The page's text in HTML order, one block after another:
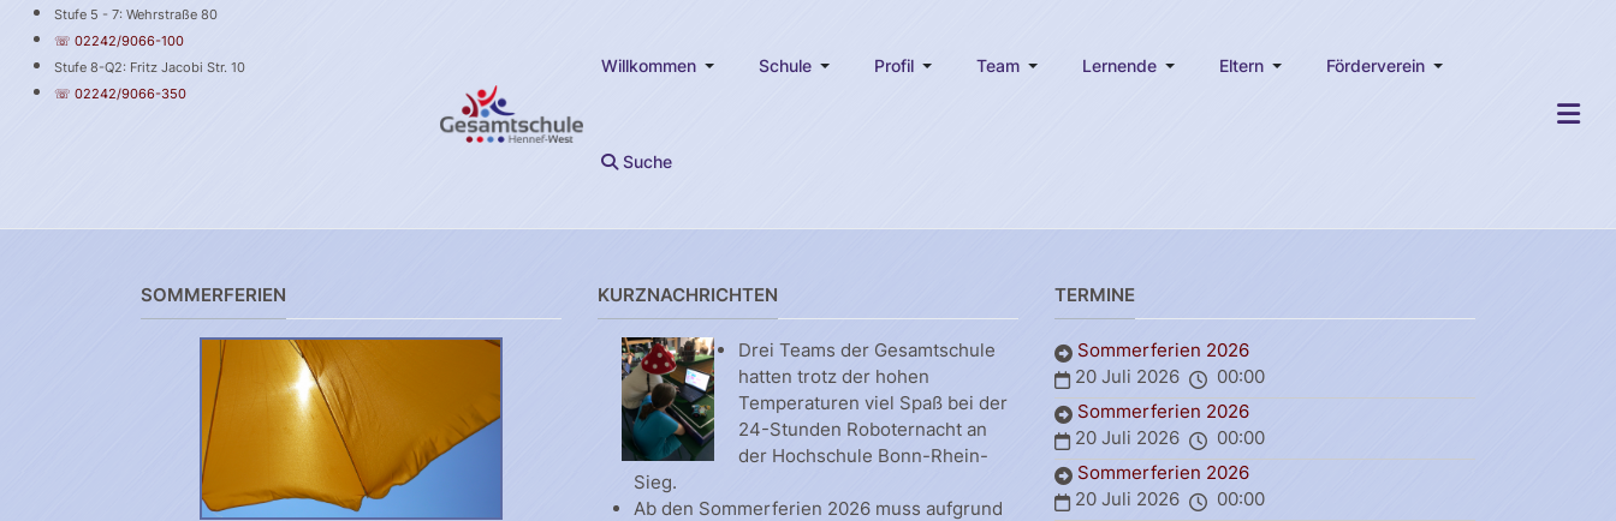
Stufe 5 - 7: Wehrstraße 80
☏ 02242/9066-100
Stufe 8-Q2: Fritz Jacobi Str. 10
☏ 02242/9066-350
Willkommen Schule Profil Team Lernende Eltern Förderverein
Suche
SOMMERFERIEN KURZNACHRICHTEN
Drei Teams der Gesamtschule
hatten trotz der hohen
Temperaturen viel Spaß bei der
24-Stunden Roboternacht an
der Hochschule Bonn-Rhein-
Sieg.
Ab den Sommerferien 2026 muss aufgrund
TERMINE
Sommerferien 2026
20 Juli 2026
00:00
Sommerferien 2026
20 Juli 2026
00:00
Sommerferien 2026
20 Juli 2026
00:00